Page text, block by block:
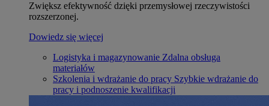
Zwiększ efektywność dzięki przemysłowej rzeczywistości
rozszerzonej.
Dowiedz się więcej
Logistyka i magazynowanie Zdalna obsługa
materiałów
Szkolenia i wdrażanie do pracy Szybkie wdrażanie do
pracy i podnoszenie kwalifikacji